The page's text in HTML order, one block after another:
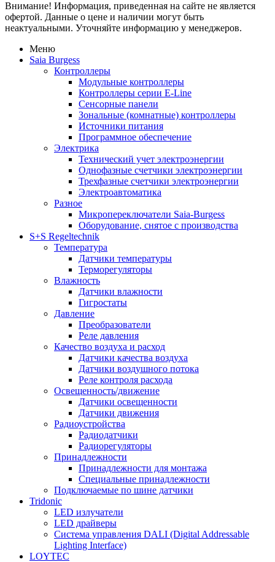
Внимание! Информация, приведенная на сайте не является
офертой. Данные о цене и наличии могут быть
неактуальными. Уточняйте информацию у менеджеров.
Меню
Saia Burgess
Контроллеры
Модульные контроллеры
Контроллеры серии E-Line
Сенсорные панели
Зональные (комнатные) контроллеры
Источники питания
Программное обеспечение
Электрика
Технический учет электроэнергии
Однофазные счетчики электроэнергии
Трехфазные счетчики электроэнергии
Электроавтоматика
Разное
Микропереключатели Saia-Burgess
Оборудование, снятое с производства
S+S Regeltechnik
Температура
Датчики температуры
Терморегуляторы
Влажность
Датчики влажности
Гигростаты
Давление
Преобразователи
Реле давления
Качество воздуха и расход
Датчики качества воздуха
Датчики воздушного потока
Реле контроля расхода
Освещенность/движение
Датчики освещенности
Датчики движения
Радиоустройства
Радиодатчики
Радиорегуляторы
Принадлежности
Принадлежности для монтажа
Специальные принадлежности
Подключаемые по шине датчики
Tridonic
LED излучатели
LED драйверы
Система управления DALI (Digital Addressable
Lighting Interface)
LOYTEC